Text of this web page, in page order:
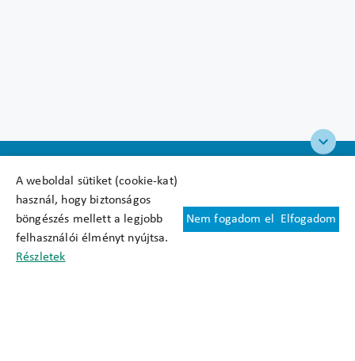
A weboldal sütiket (cookie-kat)
használ, hogy biztonságos
böngészés mellett a legjobb
felhasználói élményt nyújtsa.
Részletek
Nem fogadom el Elfogadom
Felhasználási feltételek